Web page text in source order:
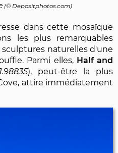
(© Depositphotos.com)
dans cette mosaïque
les plus remarquables
naturelles d'une
Parmi elles, Half and
), peut-être la plus
attire immédiatement